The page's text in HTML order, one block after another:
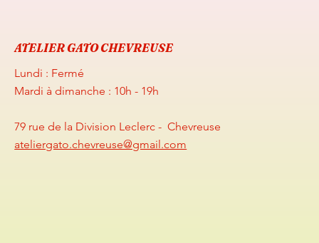
ATELIER GATO CHEVREUSE
Lundi : Fermé
Mardi à dimanche : 10h - 19h
79 rue de la Division Leclerc - Chevreuse
ateliergato.chevreuse@gmail.com